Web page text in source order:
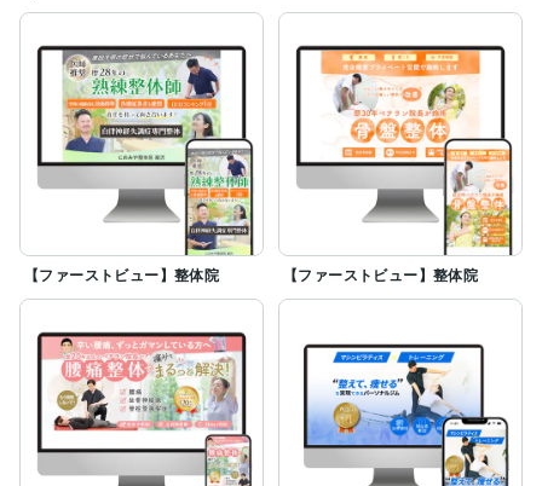
【ファーストビュー】整体院 【ファーストビュー】整体院